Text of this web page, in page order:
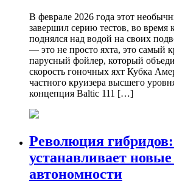
В феврале 2026 года этот
завершил серию тестов, во время
поднялся над водой на своих
— это не просто яхта, это самый
парусный фойлер, который
скорость гоночных яхт Кубка
частного круизера высшего
концепция Baltic 111 […]
Революция
устанавливает
автономности